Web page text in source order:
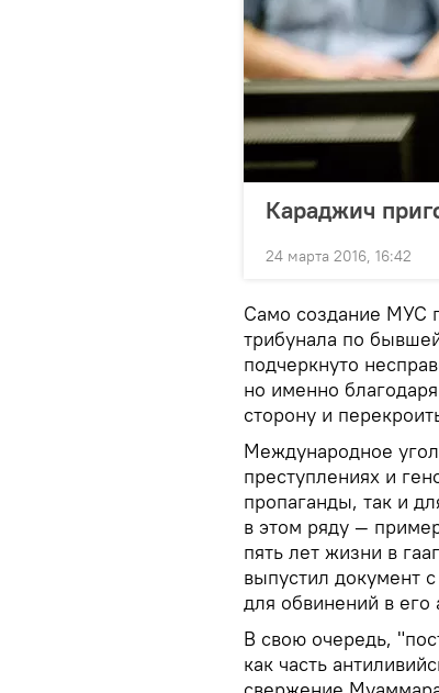
Караджич
24 марта 2016, 16:42
Само создание МУС
трибунала по
подчеркнуто
но именно
сторону и
Международное
преступлениях и
пропаганды, так и
в этом ряду —
пять лет жизни в
выпустил документ
для обвинений в его
В свою очередь,
как часть